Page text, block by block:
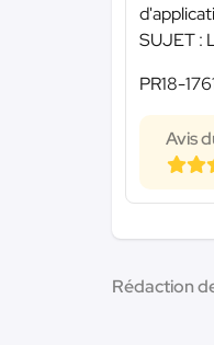
SUJET :
PR18-
Avis
Rédaction